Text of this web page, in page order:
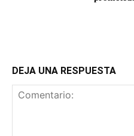
DEJA UNA RESPUESTA